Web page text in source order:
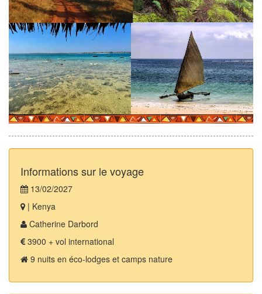
Informations sur le voyage
13/02/2027
| Kenya
Catherine Darbord
3900 + vol international
9 nuits en éco-lodges et camps nature